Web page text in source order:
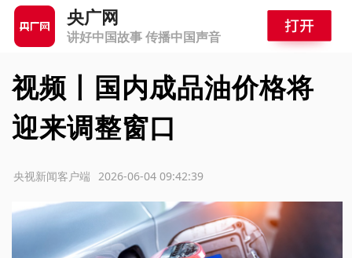
央广网
讲好中国故事 传播中国声音
视频丨国内成品油价格将
迎来调整窗口
2026-06-04 09:42:39
央视新闻客户端